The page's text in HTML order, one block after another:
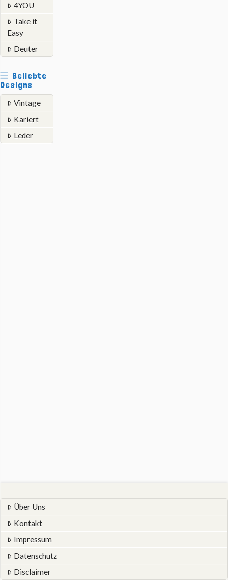
4YOU
Take it
Easy
Deuter
Beliebte
Designs
Vintage
Kariert
Leder
Über Uns
Kontakt
Impressum
Datenschutz
Disclaimer